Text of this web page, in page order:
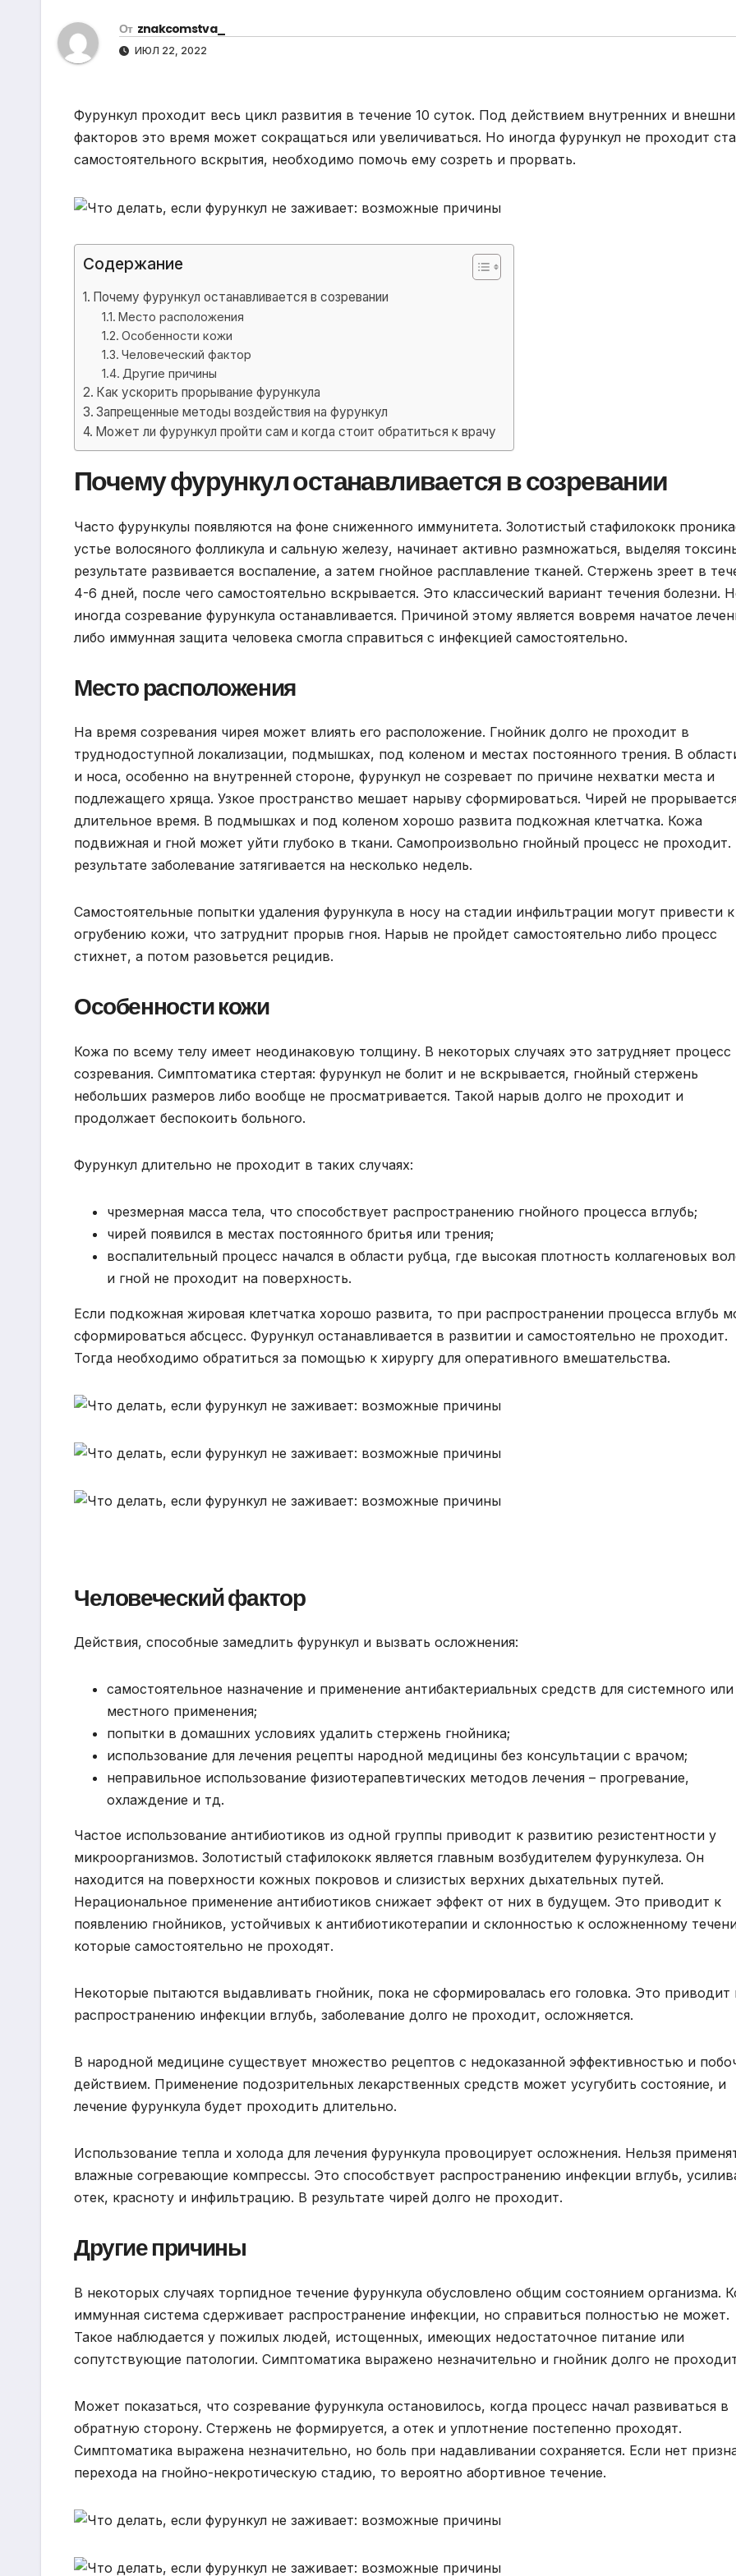
От znakcomstva_
ИЮЛ 22, 2022
Фурункул проходит весь цикл развития в течение 10 суток. Под действием внутренних и
факторов это время может сокращаться или увеличиваться. Но иногда фурункул не проходит
самостоятельного вскрытия, необходимо помочь ему созреть и прорвать.
Содержание
Почему фурункул останавливается в созревании
Место расположения
Особенности кожи
Человеческий фактор
Другие причины
Как ускорить прорывание фурункула
Запрещенные методы воздействия на фурункул
Может ли фурункул пройти сам и когда стоит обратиться к врачу
Почему фурункул останавливается в созревании
Часто фурункулы появляются на фоне сниженного иммунитета. Золотистый стафилококк
устье волосяного фолликула и сальную железу, начинает активно размножаться, выделяя
результате развивается воспаление, а затем гнойное расплавление тканей. Стержень зреет в
4-6 дней, после чего самостоятельно вскрывается. Это классический вариант течения болезни.
иногда созревание фурункула останавливается. Причиной этому является вовремя начатое
либо иммунная защита человека смогла справиться с инфекцией самостоятельно.
Место расположения
На время созревания чирея может влиять его расположение. Гнойник долго не проходит в
труднодоступной локализации, подмышках, под коленом и местах постоянного трения. В
и носа, особенно на внутренней стороне, фурункул не созревает по причине нехватки места и
подлежащего хряща. Узкое пространство мешает нарыву сформироваться. Чирей не
длительное время. В подмышках и под коленом хорошо развита подкожная клетчатка. Кожа
подвижная и гной может уйти глубоко в ткани. Самопроизвольно гнойный процесс не проходит.
результате заболевание затягивается на несколько недель.
Самостоятельные попытки удаления фурункула в носу на стадии инфильтрации могут привести к
огрубению кожи, что затруднит прорыв гноя. Нарыв не пройдет самостоятельно либо процесс
стихнет, а потом разовьется рецидив.
Особенности кожи
Кожа по всему телу имеет неодинаковую толщину. В некоторых случаях это затрудняет процесс
созревания. Симптоматика стертая: фурункул не болит и не вскрывается, гнойный стержень
небольших размеров либо вообще не просматривается. Такой нарыв долго не проходит и
продолжает беспокоить больного.
Фурункул длительно не проходит в таких случаях:
чрезмерная масса тела, что способствует распространению гнойного процесса вглубь;
чирей появился в местах постоянного бритья или трения;
воспалительный процесс начался в области рубца, где высокая плотность коллагеновых
и гной не проходит на поверхность.
Если подкожная жировая клетчатка хорошо развита, то при распространении процесса вглубь
сформироваться абсцесс. Фурункул останавливается в развитии и самостоятельно не проходит.
Тогда необходимо обратиться за помощью к хирургу для оперативного вмешательства.
Человеческий фактор
Действия, способные замедлить фурункул и вызвать осложнения:
самостоятельное назначение и применение антибактериальных средств для системного или
местного применения;
попытки в домашних условиях удалить стержень гнойника;
использование для лечения рецепты народной медицины без консультации с врачом;
неправильное использование физиотерапевтических методов лечения – прогревание,
охлаждение и тд.
Частое использование антибиотиков из одной группы приводит к развитию резистентности у
микроорганизмов. Золотистый стафилококк является главным возбудителем фурункулеза. Он
находится на поверхности кожных покровов и слизистых верхних дыхательных путей.
Нерациональное применение антибиотиков снижает эффект от них в будущем. Это приводит к
появлению гнойников, устойчивых к антибиотикотерапии и склонностью к осложненному
которые самостоятельно не проходят.
Некоторые пытаются выдавливать гнойник, пока не сформировалась его головка. Это приводит
распространению инфекции вглубь, заболевание долго не проходит, осложняется.
В народной медицине существует множество рецептов с недоказанной эффективностью и
действием. Применение подозрительных лекарственных средств может усугубить состояние, и
лечение фурункула будет проходить длительно.
Использование тепла и холода для лечения фурункула провоцирует осложнения. Нельзя
влажные согревающие компрессы. Это способствует распространению инфекции вглубь,
отек, красноту и инфильтрацию. В результате чирей долго не проходит.
Другие причины
В некоторых случаях торпидное течение фурункула обусловлено общим состоянием организма.
иммунная система сдерживает распространение инфекции, но справиться полностью не может.
Такое наблюдается у пожилых людей, истощенных, имеющих недостаточное питание или
сопутствующие патологии. Симптоматика выражено незначительно и гнойник долго не
Может показаться, что созревание фурункула остановилось, когда процесс начал развиваться в
обратную сторону. Стержень не формируется, а отек и уплотнение постепенно проходят.
Симптоматика выражена незначительно, но боль при надавливании сохраняется. Если нет
перехода на гнойно-некротическую стадию, то вероятно абортивное течение.